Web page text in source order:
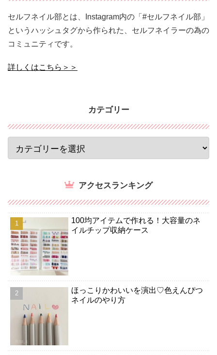
セルフネイル部とは、Instagram内の「#セルフネイル部」
というハッシュタグから作られた、セルフネイラーの為の
コミュニティです。
詳しくはこちら＞＞
カテゴリー
アクセスランキング
100均アイテムで作れる！大容量のネ
イルチップ収納ケース
ほっこりかわいいを演出♡色えんぴつ
ネイルのやり方